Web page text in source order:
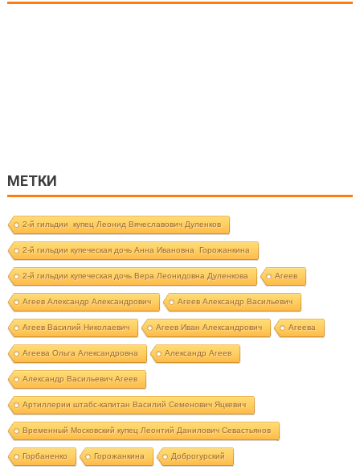
МЕТКИ
2-й гильдии купец Леонид Вячеславович Дуленков
2-й гильдии купеческая дочь Анна Ивановна Горожанкина
2-й гильдии купеческая дочь Вера Леонидовна Дуленкова Агеев
Агеев Александр Александрович Агеев Александр Васильевич
Агеев Василий Николаевич Агеев Иван Александрович Агеева
Агеева Ольга Александровна Александр Агеев
Александр Васильевич Агеев
Артиллерии штабс-капитан Василий Семенович Яцкевич
Временный Московский купец Леонтий Данилович Севастьянов
Горбаненко Горожанкина Доброгурский